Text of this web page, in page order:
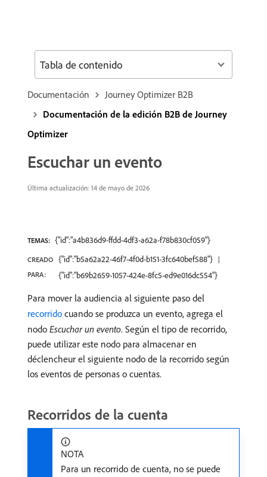
Documentación
Journey Optimizer B2B
Documentación de la edición B2B de Journey
Optimizer
Escuchar un evento
Última actualización: 14 de mayo de 2026
TEMAS: {"id":"a4b836d9-ffdd-4df3-a62a-f78b830cf059"}
CREADO
PARA:
{"id":"b5a62a22-46f7-4f0d-b151-3fc640bef588"}
{"id":"b69b2659-1057-424e-8fc5-ed9e016dc554"}
Para mover la audiencia al siguiente paso del
recorrido cuando se produzca un evento, agrega el
nodo Escuchar un evento. Según el tipo de recorrido,
puede utilizar este nodo para almacenar en
déclencheur el siguiente nodo de la recorrido según
los eventos de personas o cuentas.
Recorridos de la cuenta
NOTA
Para un recorrido de cuenta, no se puede
Tabla de contenido